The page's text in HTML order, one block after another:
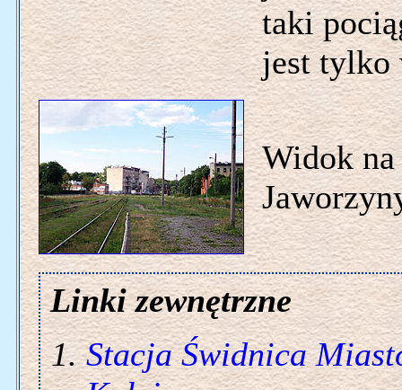
taki
jest tylko
Widok
Linki zewnętrzne
Stacja Świdnica